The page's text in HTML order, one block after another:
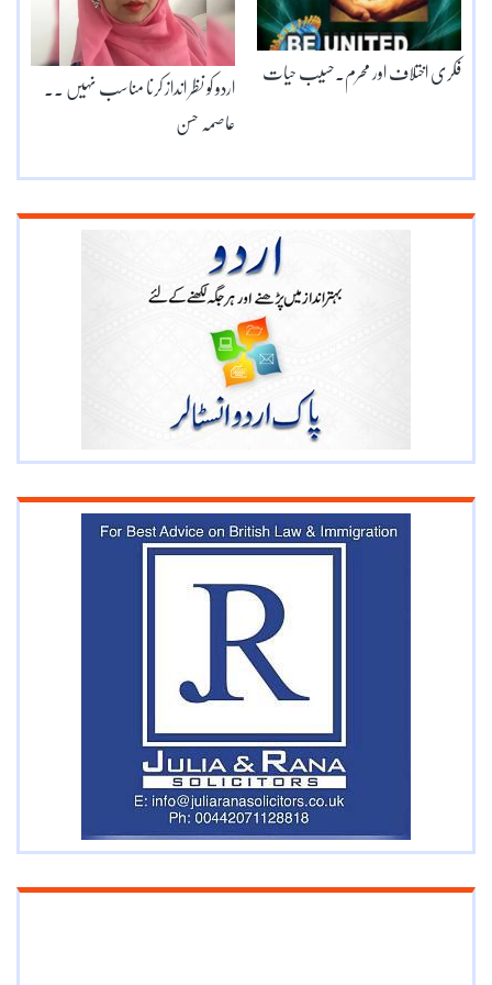
اردو کو نظر انداز کرنا مناسب نہیں .۔
عاصمہ حسن
فکری اختلاف اور محرم۔حسیب حیات